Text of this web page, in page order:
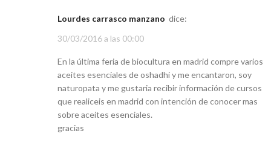
lourdes carrasco manzano dice:
30/03/2016 a las 00:00
En la última feria de biocultura en madrid compre varios
aceites esenciales de oshadhi y me encantaron, soy
naturopata y me gustaria recibir información de cursos
que realiceis en madrid con intención de conocer mas
sobre aceites esenciales.
gracias